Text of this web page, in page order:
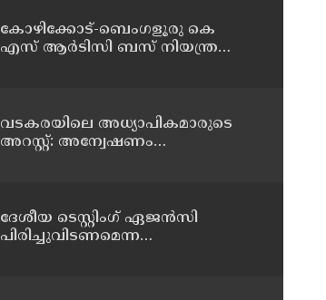
കോഴിക്കോട്-ബെംഗളൂരു കെ
എസ് ആര്‍ടിസി ബസ് നിയന്ത്രണം
വടകരയിലെ അധ്യാപികമാരുടെ
അറസ്റ്റ്: അന്വേഷണം
ദേശീയ ടെസ്റ്റിംഗ് ഏജന്‍സി
പിരിച്ചുവിടണമെന്ന